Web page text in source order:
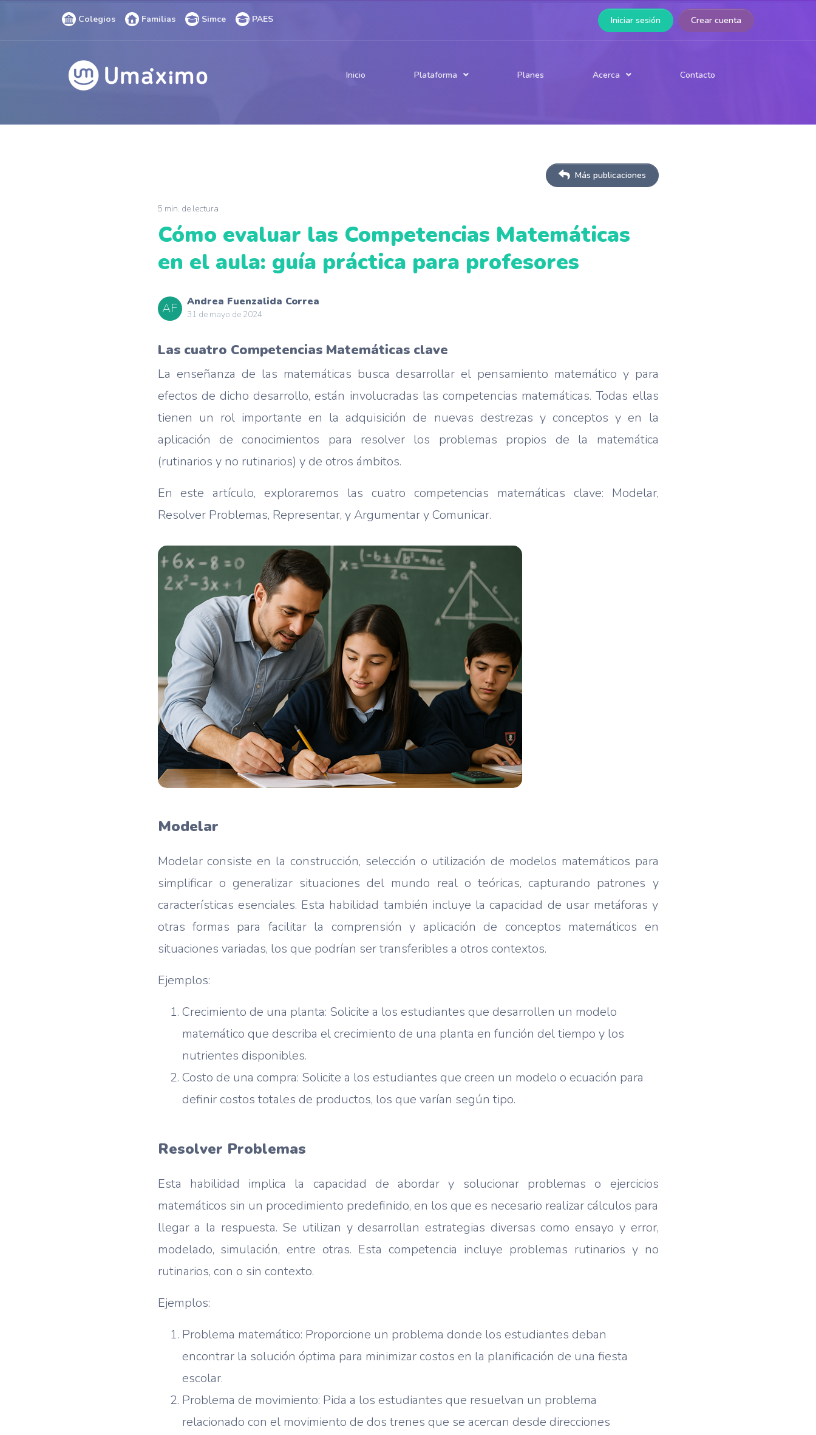
Colegios Familias Simce PAES Iniciar sesión Crear cuenta
Inicio Plataforma
Historia y Cs. Sociales
EVALUACIONES
Planes Acerca Contacto
Más publicaciones
5 min. de lectura
Cómo evaluar las Competencias Matemáticas
en el aula: guía práctica para profesores
AF Andrea Fuenzalida Correa
31 de mayo de 2024
Las cuatro Competencias Matemáticas clave
La enseñanza de las matemáticas busca desarrollar el pensamiento matemático y para
efectos de dicho desarrollo, están involucradas las competencias matemáticas. Todas ellas
tienen un rol importante en la adquisición de nuevas destrezas y conceptos y en la
aplicación de conocimientos para resolver los problemas propios de la matemática
(rutinarios y no rutinarios) y de otros ámbitos.
En este artículo, exploraremos las cuatro competencias matemáticas clave: Modelar,
Resolver Problemas, Representar, y Argumentar y Comunicar.
Modelar
Modelar consiste en la construcción, selección o utilización de modelos matemáticos para
simplificar o generalizar situaciones del mundo real o teóricas, capturando patrones y
características esenciales. Esta habilidad también incluye la capacidad de usar metáforas y
otras formas para facilitar la comprensión y aplicación de conceptos matemáticos en
situaciones variadas, los que podrían ser transferibles a otros contextos.
Ejemplos:
Crecimiento de una planta: Solicite a los estudiantes que desarrollen un modelo
matemático que describa el crecimiento de una planta en función del tiempo y los
nutrientes disponibles.
Costo de una compra: Solicite a los estudiantes que creen un modelo o ecuación para
definir costos totales de productos, los que varían según tipo.
Resolver Problemas
Esta habilidad implica la capacidad de abordar y solucionar problemas o ejercicios
matemáticos sin un procedimiento predefinido, en los que es necesario realizar cálculos para
llegar a la respuesta. Se utilizan y desarrollan estrategias diversas como ensayo y error,
modelado, simulación, entre otras. Esta competencia incluye problemas rutinarios y no
rutinarios, con o sin contexto.
Ejemplos:
Problema matemático: Proporcione un problema donde los estudiantes deban
encontrar la solución óptima para minimizar costos en la planificación de una fiesta
escolar.
Problema de movimiento: Pida a los estudiantes que resuelvan un problema
relacionado con el movimiento de dos trenes que se acercan desde direcciones